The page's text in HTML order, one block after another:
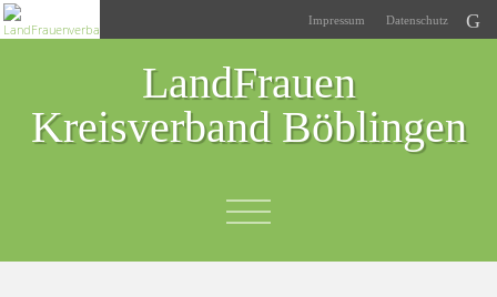
Impressum Datenschutz
LandFrauen
Kreisverband Böblingen